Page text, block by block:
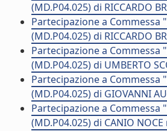
(MD.P04.025) di RICCARDO
Partecipazione a
(MD.P04.025) di RICCARDO
Partecipazione a
(MD.P04.025) di UMBERTO
Partecipazione a
(MD.P04.025) di GIOVANNI
Partecipazione a
(MD.P04.025) di CANIO